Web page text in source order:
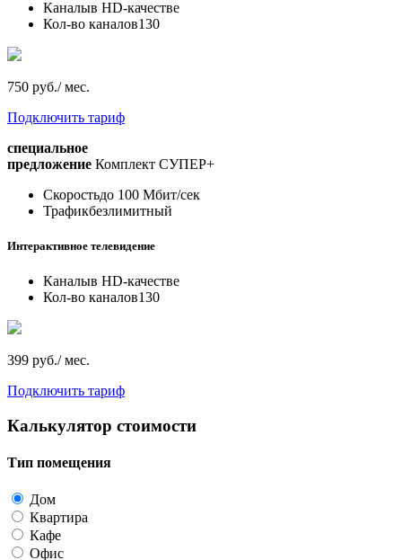
Каналыв HD-качестве
Кол-во каналов130
750 руб./ мес.
Подключить тариф
специальное
предложение Комплект СУПЕР+
Скоростьдо 100 Мбит/сек
Трафикбезлимитный
Интерактивное телевидение
Каналыв HD-качестве
Кол-во каналов130
399 руб./ мес.
Подключить тариф
Калькулятор стоимости
Тип помещения
Дом
Квартира
Кафе
Офис